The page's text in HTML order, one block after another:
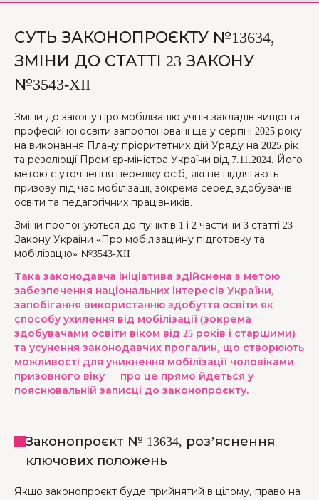
СУТЬ ЗАКОНОПРОЄКТУ №13634,
ЗМІНИ ДО СТАТТІ 23 ЗАКОНУ
№3543-XII
Зміни до закону про мобілізацію​ учнів закладів вищої та
професійної освіти запропоновані ще у серпні 2025 року
на виконання Плану пріоритетних дій Уряду на 2025 рік
та резолюції Прем’єр-міністра України від 7.11.2024. Його
метою є уточнення переліку осіб, які не підлягають
призову під час мобілізації, зокрема серед здобувачів
освіти та педагогічних працівників.
Зміни пропонуються до пунктів 1 і 2 частини 3 статті 23
Закону України «Про мобілізаційну підготовку та
мобілізацію» №3543-XII
Така законодавча ініціатива здійснена з метою
забезпечення національних інтересів України,
запобігання використанню здобуття освіти як
способу ухилення від мобілізації (зокрема
здобувачами освіти віком від 25 років і старшими)
та усунення законодавчих прогалин, що створюють
можливості для уникнення мобілізації чоловіками
призовного віку — про це прямо йдеться у
пояснювальній записці до законопроєкту.
Законопроєкт № 13634, роз’яснення
ключових положень
Якщо законопроєкт буде прийнятий в цілому, право на